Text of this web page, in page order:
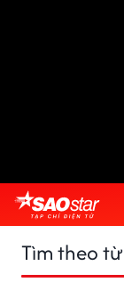
Tìm theo